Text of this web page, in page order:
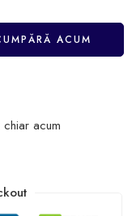
ACUM
acum